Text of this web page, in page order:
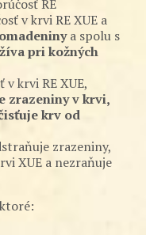
RE
v krvi RE XUE a
a spolu s
pri kožných
krvi RE XUE,
zrazeniny v krvi,
krv od
zrazeniny,
XUE a nezraňuje